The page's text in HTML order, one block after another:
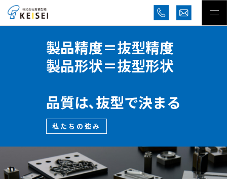
まる
独自の精密抜
プレス加工の
ご提案いたし